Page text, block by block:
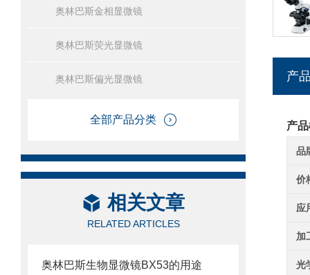
奥林巴斯金相显微镜
奥林巴斯荧光显微镜
奥林巴斯偏光显微镜
全部产品分类
相关文章
RELATED ARTICLES
奥林巴斯生物显微镜BX53的用途
产
产
品
价
应
加
光